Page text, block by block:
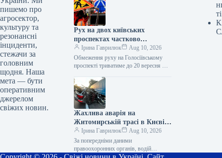
пишемо про
агросектор,
культуру та
резонансні
інциденти,
стежачи за
головним
щодня. Наша
мета — бути
оперативним
джерелом
свіжих новин.
Венеціанському мосту розміщено
інформаційні знаки,…
Рух на двох київських
проспектах частково
перекрито через ремонтні
роботи (схема)
Ірина Гаврилюк
Aug 10, 2026
Обмеження руху на Голосіївському
проспекті триватиме до 20 вересня Від
запроваджено обмеження руху
автомобілів…
Жахлива аварія на
Житомирській трасі в Києві:
дворічна дитина та жінка
загинули.
Ірина Гаврилюк
Aug 10, 2026
За попередніми даними
правоохоронних органів, водій
перебував у стані тверезості. У
ті